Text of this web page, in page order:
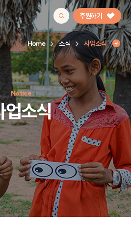
후원하기
스#캠페인#팬덤후원
Home 소식 사업소식
Notice
업소식